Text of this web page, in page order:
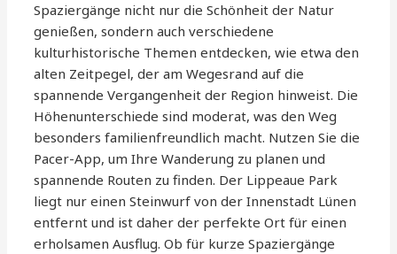
Spaziergänge nicht nur die Schönheit der Natur
genießen, sondern auch verschiedene
kulturhistorische Themen entdecken, wie etwa den
alten Zeitpegel, der am Wegesrand auf die
spannende Vergangenheit der Region hinweist. Die
Höhenunterschiede sind moderat, was den Weg
besonders familienfreundlich macht. Nutzen Sie die
Pacer-App, um Ihre Wanderung zu planen und
spannende Routen zu finden. Der Lippeaue Park
liegt nur einen Steinwurf von der Innenstadt Lünen
entfernt und ist daher der perfekte Ort für einen
erholsamen Ausflug. Ob für kurze Spaziergänge